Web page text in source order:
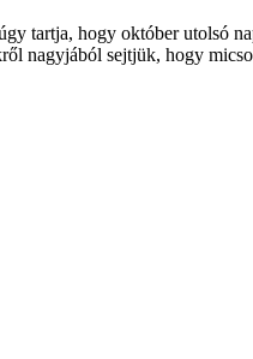
tartja, hogy október utolsó
nagyjából sejtjük, hogy